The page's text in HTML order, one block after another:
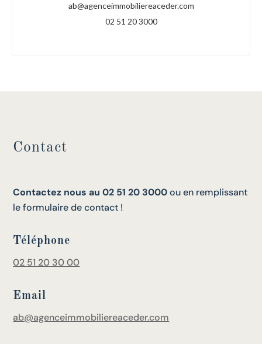
ab@agenceimmobiliereaceder.com
02 51 20 3000
Contact
Contactez nous au 02 51 20 3000ou en remplissant
le formulaire de contact !
Téléphone
02 51 20 30 00
Email
ab@agenceimmobiliereaceder.com